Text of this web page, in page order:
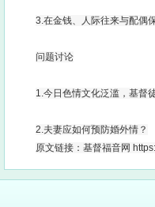
3.在金钱、人际往来与配偶
问题讨论
1.今日色情文化泛滥，基督
2.夫妻应如何预防婚外情？
原文链接：基督福音网